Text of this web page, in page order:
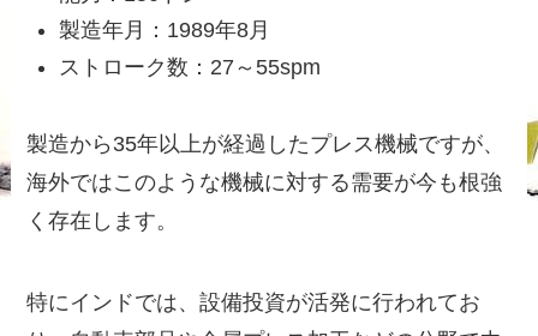
製造年月：1989年8月
ストローク数：27～55spm
製造から35年以上が経過したプレス機械ですが、
海外ではこのような機械に対する需要が今も根強
く存在します。
特にインドでは、設備投資が活発に行われてお